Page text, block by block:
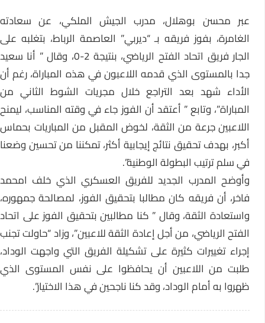
عبر محسن بوهلال، مدرب الجيش الملكي، عن سعادته
الغامرة، بفوز فريقه بـ “ديربي” العاصمة الرباط، بتغلبه على
الجار فريق اتحاد الفتح الرياضي، بنتيجة 2-0، وقال ” أنا سعيد
جدا بالمستوى الذي قدمه اللاعبون في هذه المباراة، رغم أن
الأداء شهد بعد التراجع خلال مجريات الشوط الثاني من
المباراة”، وتابع ” أعتقد أن الفوز جاء في وقته المناسب، ليمنح
اللاعبين جرعة من الثقة، لخوض المقبل من المباريات بحماس
أكبر، بهدف تحقيق نتائج إيجابية أكثر، تمكننا من تحسين وضعنا
في سلم ترتيب البطولة الوطنية”.
وأوضح المدرب الجديد للفريق العسكري الذي خلف امحمد
فاخر، أن فريقه كان مطالبا بتحقيق الفوز، لمصالحة جمهوره،
واستعادة الثقة، وقال ” كنا مطالبين بتحقيق الفوز على اتحاد
الفتح الرياضي، من أجل إعادة الثقة للاعبين”، وزاد “حاولت تجنب
إجراء تغييرات كثيرة على تشكيلة الفريق التي واجهت الوداد،
طلبت من اللاعبين أن يحافظوا على نفس المستوى الذي
ظهروا به أمام الوداد، وقد كنا ناجحين في هذا الاختيار”.